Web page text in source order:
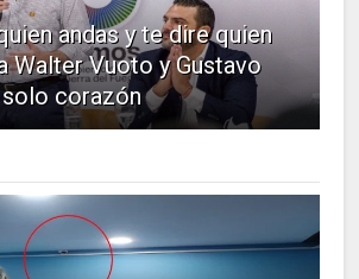
andas y te dire quien
Walter Vuoto y Gustavo
corazón